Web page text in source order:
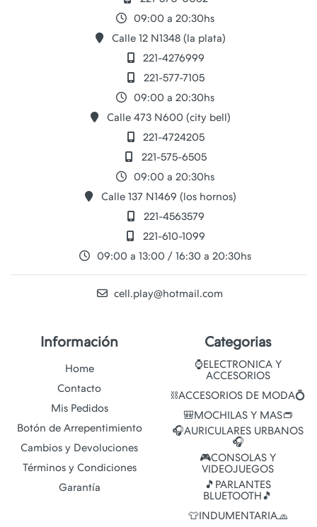
09:00 a 20:30hs
Calle 12 N1348 (la plata)
221-4276999
221-577-7105
09:00 a 20:30hs
Calle 473 N600 (city bell)
221-4724205
221-575-6505
09:00 a 20:30hs
Calle 137 N1469 (los hornos)
221-4563579
221-610-1099
09:00 a 13:00 / 16:30 a 20:30hs
cell.play@hotmail.com
Información
Home
Contacto
Mis Pedidos
Botón de Arrepentimiento
Cambios y Devoluciones
Términos y Condiciones
Garantía
Categorias
⌚ELECTRONICA Y
ACCESORIOS
⛓️ACCESORIOS DE MODA💍
🎒MOCHILAS Y MAS👝
🎧AURICULARES URBANOS
🎧
🎮CONSOLAS Y
VIDEOJUEGOS
🎵PARLANTES
BLUETOOTH🎵
👕INDUMENTARIA🧢